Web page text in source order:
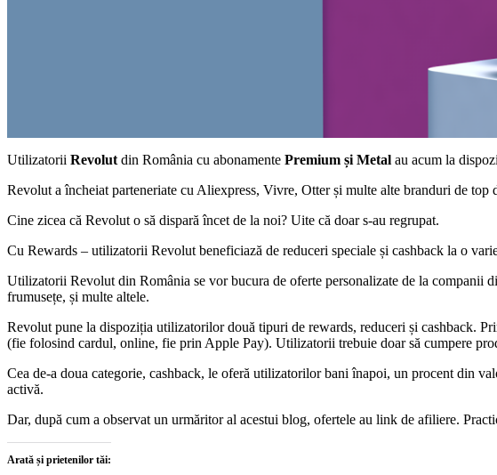
Utilizatorii Revolut din România cu abonamente Premium și Metal au acum la
Revolut a încheiat parteneriate cu Aliexpress, Vivre, Otter și multe alte branduri de top
Cine zicea că Revolut o să dispară încet de la noi? Uite că doar s-au regrupat.
Cu Rewards – utilizatorii Revolut beneficiază de reduceri speciale și cashback la o
Utilizatorii Revolut din România se vor bucura de oferte personalizate de la companii
frumusețe, și multe altele.
Revolut pune la dispoziția utilizatorilor două tipuri de rewards, reduceri și cashback.
(fie folosind cardul, online, fie prin Apple Pay). Utilizatorii trebuie doar să cumpere
Cea de-a doua categorie, cashback, le oferă utilizatorilor bani înapoi, un procent din
activă.
Dar, după cum a observat un urmăritor al acestui blog, ofertele au link de afiliere.
Arată și prietenilor tăi: